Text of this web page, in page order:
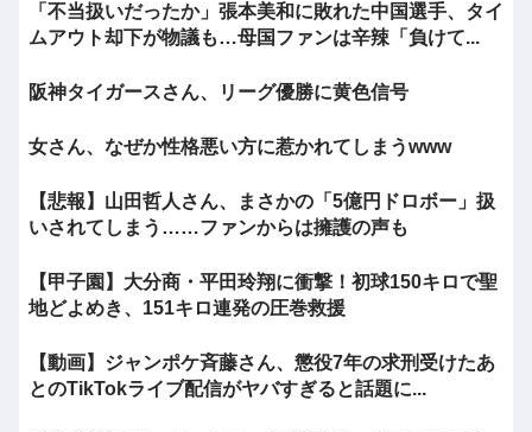
「不当扱いだったか」張本美和に敗れた中国選手、タイ
ムアウト却下が物議も…母国ファンは辛辣「負けて...
阪神タイガースさん、リーグ優勝に黄色信号
女さん、なぜか性格悪い方に惹かれてしまうwww
【悲報】山田哲人さん、まさかの「5億円ドロボー」扱
いされてしまう……ファンからは擁護の声も
【甲子園】大分商・平田玲翔に衝撃！初球150キロで聖
地どよめき、151キロ連発の圧巻救援
【動画】ジャンポケ斉藤さん、懲役7年の求刑受けたあ
とのTikTokライブ配信がヤバすぎると話題に...